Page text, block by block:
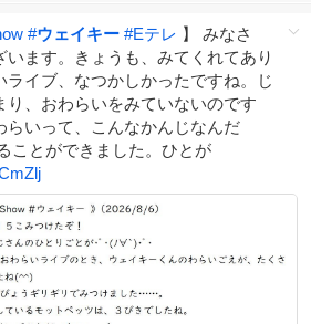
#ウェイキー #Eテレ 】 みなさ
います。きょうも、みてくれてあり
ライブ、なつかしかったですね。じ
り、おわらいをみていないのです
らいって、こんなかんじなんだ
とができました。ひとが